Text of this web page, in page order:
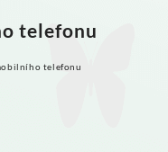
telefonu
telefonu